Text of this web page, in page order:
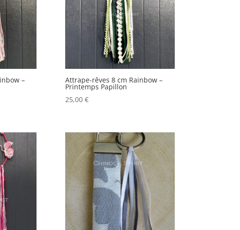
– Attrape-rêves 8 cm Rainbow –
Printemps Papillon
25,00€